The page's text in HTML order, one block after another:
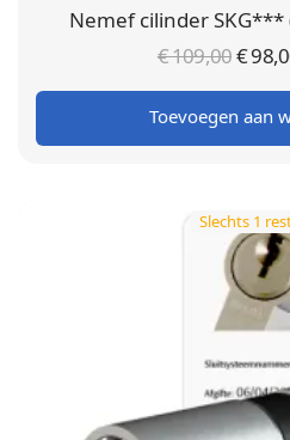
Nemef cilinder SKG***
€109,00
€
€
Toevoegen aan
Slechts 1